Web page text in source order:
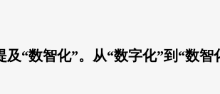
及“数智化”。从“数字化”到“数